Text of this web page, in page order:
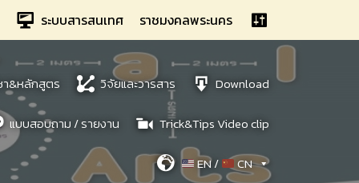
ระบบสารสนเทศ ราชมงคลพระนคร
า&หลักสูตร วิจัยและวารสาร Download
แบบสอบถาม / รายงาน Trick&Tips Video clip
EN / CN